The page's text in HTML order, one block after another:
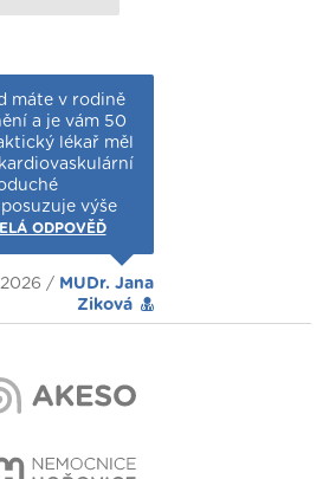
máte v rodině
a je vám 50
lékař měl
výše
ODPOVĚĎ
2026 / MUDr. Jana
Ziková